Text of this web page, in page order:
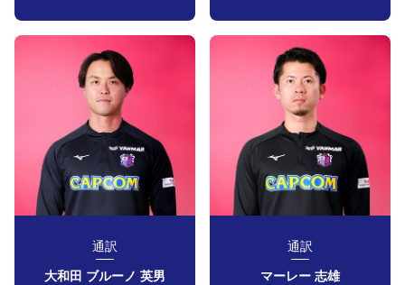
通訳
大和田 ブルーノ 英男
通訳
マーレー 志雄